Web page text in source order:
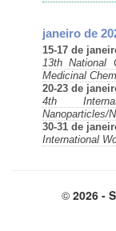
janeiro de
15-17 de
13th National
Medicinal
20-23 de
4th
Nanoparticles/
30-31 de
International
© 2026 -